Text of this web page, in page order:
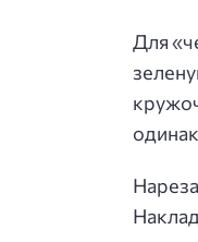
Для